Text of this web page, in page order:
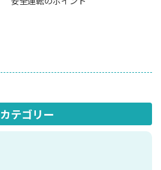
カテゴリー